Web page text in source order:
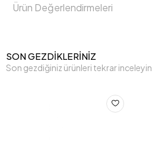
Ürün Değerlendirmeleri
SON GEZDİKLERİNİZ
Son gezdiğiniz ürünleri tekrar inceleyin.